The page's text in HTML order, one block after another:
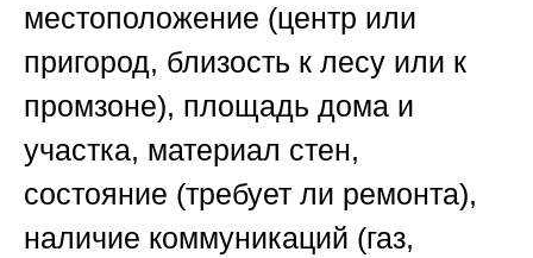
местоположение (центр или
пригород, близость к лесу или к
промзоне), площадь дома и
участка, материал стен,
состояние (требует ли ремонта),
наличие коммуникаций (газ,